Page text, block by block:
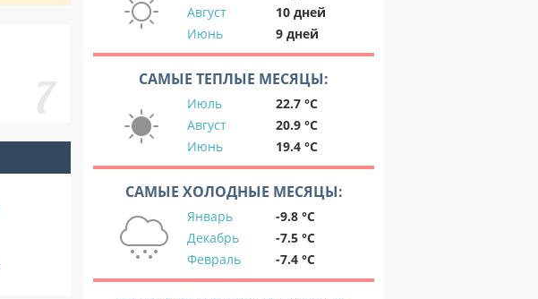
Август
10 дней
Июнь
9 дней
САМЫЕ ТЕПЛЫЕ МЕСЯЦЫ:
Июль
22.7 °C
Август
20.9 °C
Июнь
19.4 °C
САМЫЕ ХОЛОДНЫЕ МЕСЯЦЫ:
Январь
-9.8 °C
Декабрь
-7.5 °C
Февраль
-7.4 °C